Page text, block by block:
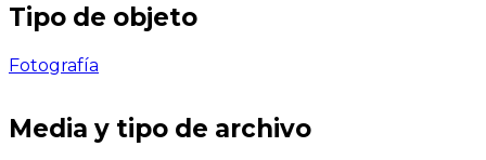
Tipo de objeto
Fotografía
Media y tipo de archivo